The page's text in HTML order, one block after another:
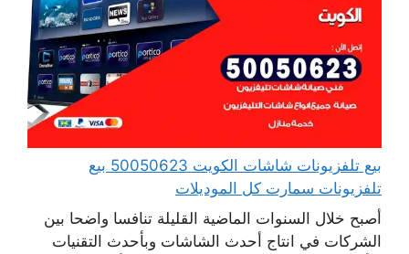
بيع تلفزيونات شاشات الكويت 50050623 بيع
تلفزيونات سمارت كل الموديلات
أصبح خلال السنوات الماضية القليلة تنافسا واضحا بين
الشركات في انتاج أحدث الشاشات وبأحدث التقنيات